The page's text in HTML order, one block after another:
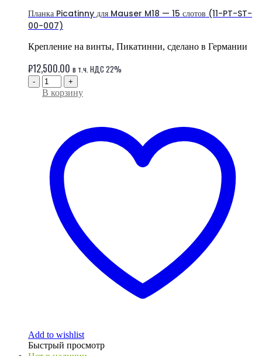
Планка Picatinny для Mauser M18 — 15 слотов (11-PT-ST-
00-007)
Крепление на винты, Пикатинни, сделано в Германии
₽12,500.00 в т.ч. НДС 22%
- +
В корзину
Add to wishlist
Быстрый просмотр